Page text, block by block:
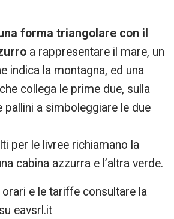
forma triangolare con il
a rappresentare il mare, un
indica la montagna, ed una
collega le prime due, sulla
pallini a simboleggiare le due
per le livree richiamano la
cabina azzurra e l’altra verde.
e le tariffe consultare la
eavsrl.it